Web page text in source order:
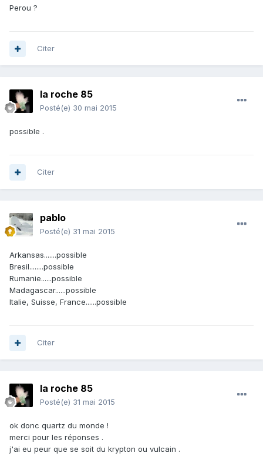
Perou ?
Citer
la roche 85
Posté(e) 30 mai 2015
possible .
Citer
pablo
Posté(e) 31 mai 2015
Arkansas.......possible
Bresil........possible
Rumanie......possible
Madagascar......possible
Italie, Suisse, France......possible
Citer
la roche 85
Posté(e) 31 mai 2015
ok donc quartz du monde !
merci pour les réponses .
j'ai eu peur que se soit du krypton ou vulcain .